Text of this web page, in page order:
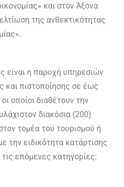
και στον Άξονα
της ανθεκτικότητας
είναι η παροχή υπηρεσιών
και πιστοποίησης σε έως
οποίοι διαθέτουν την
διακόσια (200)
τομέα του τουρισμού ή
την ειδικότητα κατάρτισης
επόμενες κατηγορίες: